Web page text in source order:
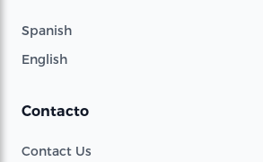
Spanish
English
Contacto
Contact Us